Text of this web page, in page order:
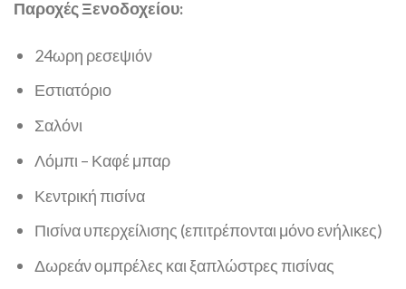
Παροχές Ξενοδοχείου:
24ωρη ρεσεψιόν
Εστιατόριο
Σαλόνι
Λόμπι – Καφέ μπαρ
Κεντρική πισίνα
Πισίνα υπερχείλισης (επιτρέπονται μόνο ενήλικες)
Δωρεάν ομπρέλες και ξαπλώστρες πισίνας